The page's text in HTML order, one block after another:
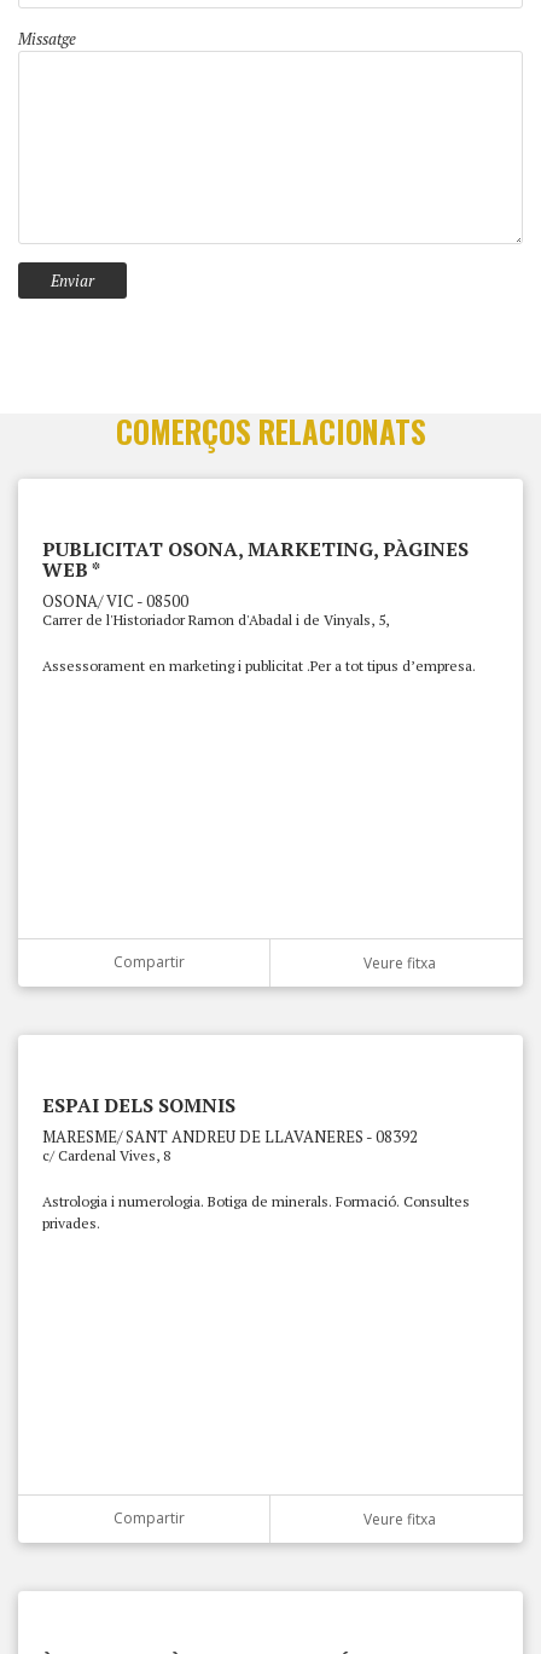
Missatge
COMERÇOS RELACIONATS
PUBLICITAT OSONA, MARKETING, PÀGINES
WEB *
OSONA/ VIC - 08500
Carrer de l'Historiador Ramon d'Abadal i de Vinyals, 5,
Assessorament en marketing i publicitat .Per a tot tipus d’empresa.
Compartir Veure fitxa
ESPAI DELS SOMNIS
MARESME/ SANT ANDREU DE LLAVANERES - 08392
c/ Cardenal Vives, 8
Astrologia i numerologia. Botiga de minerals. Formació. Consultes
privades.
Compartir Veure fitxa